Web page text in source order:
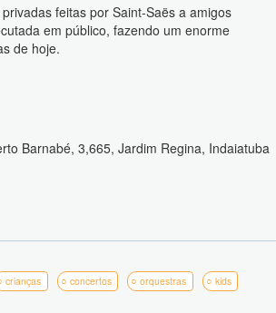
feitas por Saint-Saës a amigos
em público, fazendo um enorme
de hoje.
Barnabé, 3,665, Jardim Regina, Indaiatuba
crianças concertos orquestras
kids